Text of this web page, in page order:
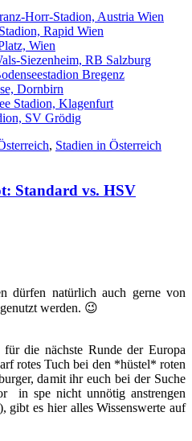
Horr-Stadion, Austria Wien
Rapid Wien
Wien
Siezenheim, RB Salzburg
Bregenz
Dornbirn
Stadion, Klagenfurt
SV Grödig
, Stadien in Österreich
Standard vs. HSV
dürfen natürlich auch gerne von
werden. 😉
die nächste Runde der Europa
rotes Tuch bei den *hüstel* roten
damit ihr euch bei der Suche
in spe nicht unnötig anstrengen
gibt es hier alles Wissenswerte auf